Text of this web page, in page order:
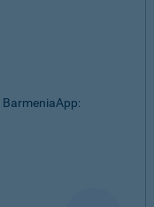
BarmeniaApp: